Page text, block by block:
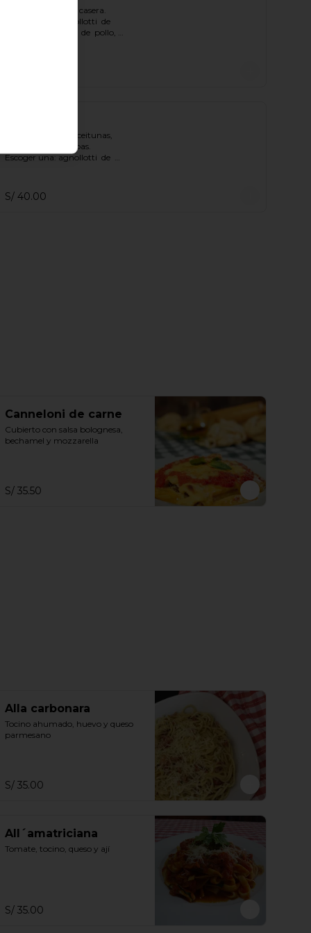
Clásica salsa verde casera.
Escoger una: agnollotti  de
ricotta, cappelletti  de  pollo,
Salsa de tomate, aceitunas,
alcaparras y anchoas.
Escoger una: agnollotti  de
S/ 40.00
Canneloni de carne
Cubierto con salsa bolognesa,
bechamel y mozzarella
S/ 35.50
Alla carbonara
Tocino ahumado, huevo y queso
parmesano
S/ 35.00
All´amatriciana
Tomate, tocino, queso y ají
S/ 35.00